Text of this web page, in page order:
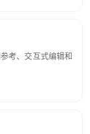
考、交互式编辑和